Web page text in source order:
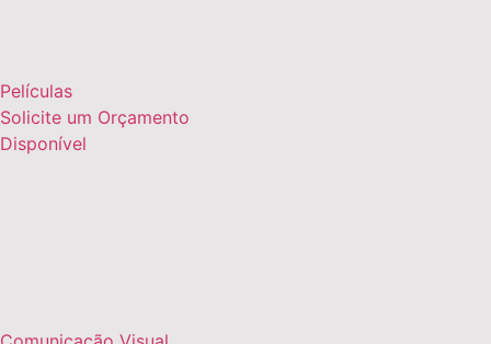
Películas
Solicite um Orçamento
Disponível